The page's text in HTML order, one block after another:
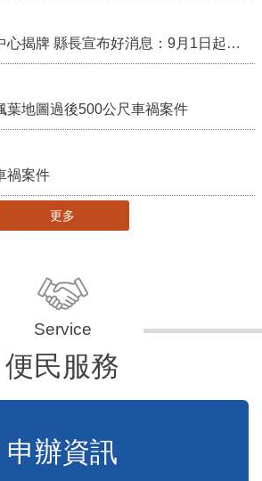
苗栗親子館暨托嬰中心揭牌 縣長宣布好消息：9月1日起調降臨時托嬰費用
葉地圖過後500公尺車禍案件
禍案件
更多
便民服務
申辦資訊